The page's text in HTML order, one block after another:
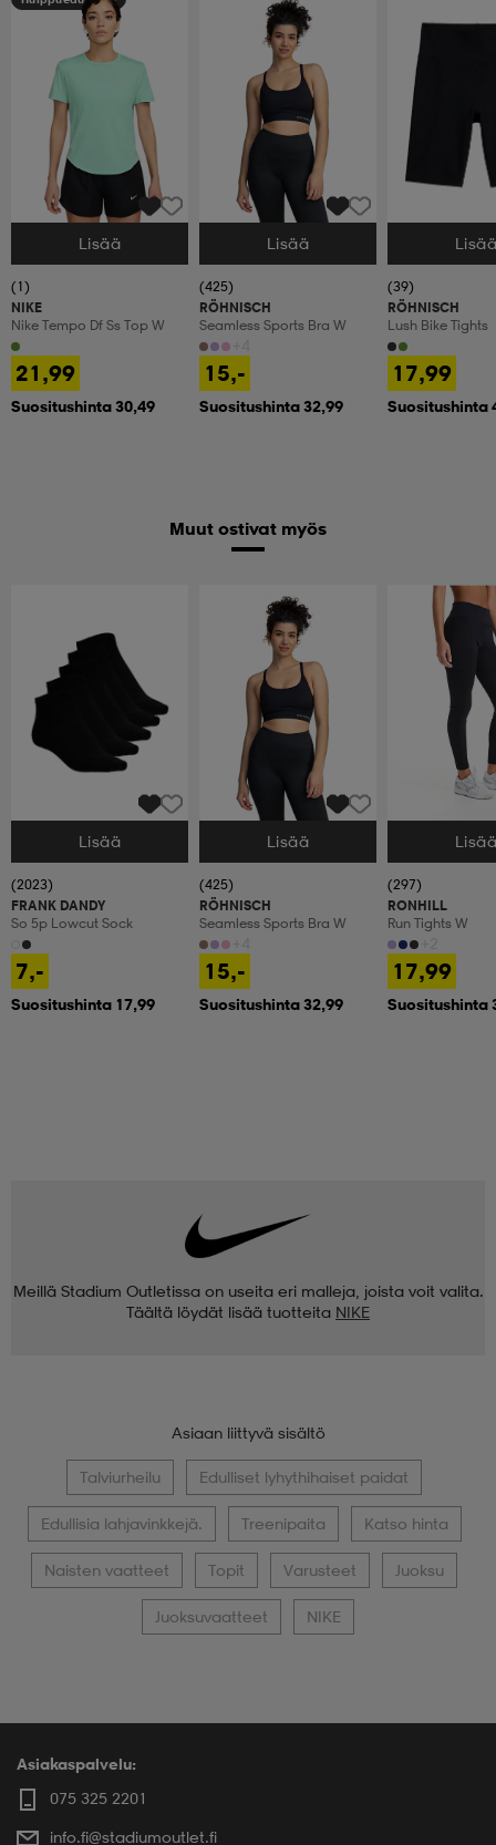
Valitse Koko
Lisää
(1)
NIKE
Nike Tempo Df Ss Top W
21,99
Suositushinta 30,49
Valitse Koko
Lisää
(425)
RÖHNISCH
Seamless Sports Bra W
15,-
Suositushinta 32,99
Valitse Koko
(39)
RÖHNISCH
Lush Bike Tights
17,99
Suositushinta
Muut ostivat myös
Valitse Koko
Lisää
(2023)
FRANK DANDY
So 5p Lowcut Sock
7,-
Suositushinta 17,99
Valitse Koko
Lisää
(425)
RÖHNISCH
Seamless Sports Bra W
15,-
Suositushinta 32,99
Valitse Koko
(297)
RONHILL
Run Tights W
17,99
Suositushinta
Meillä Stadium Outletissa on useita eri malleja, joista voit valita.
Täältä löydät lisää tuotteita NIKE
Asiaan liittyvä sisältö
Talviurheilu Edulliset lyhythihaiset paidat
Edullisia lahjavinkkejä. Treenipaita Katso hinta
Naisten vaatteet Topit Varusteet Juoksu
Juoksuvaatteet NIKE
Asiakaspalvelu:
075 325 2201
info.fi@stadiumoutlet.fi